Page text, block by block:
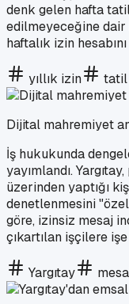
denk gelen hafta
edilmeyeceğine dair
haftalık izin
yıllık izin tatil
Dijital mahremiyet
İş hukukunda
yayımlandı.
üzerinden yaptığı
denetlenmesini
göre, izinsiz mesaj
çıkartılan işçilere
Yargıtay